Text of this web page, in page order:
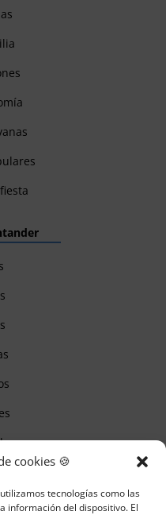
cookies 🍪
tecnologías como las
información del dispositivo. El